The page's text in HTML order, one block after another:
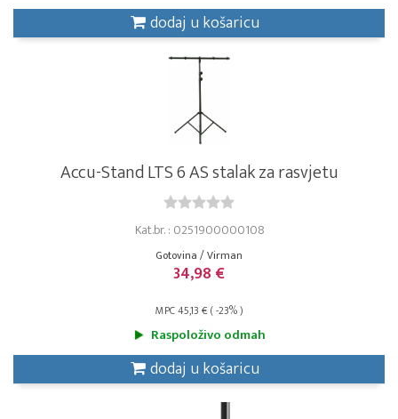
dodaj u košaricu
Accu-Stand LTS 6 AS stalak za rasvjetu
Kat.br. : 0251900000108
Gotovina / Virman
34,98 €
MPC 45,13 € ( -23% )
Raspoloživo odmah
dodaj u košaricu